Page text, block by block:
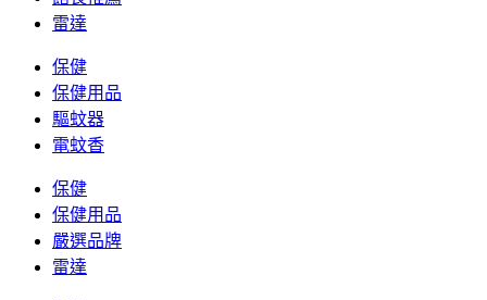
雷達
保健
保健用品
驅蚊器
電蚊香
保健
保健用品
嚴選品牌
雷達